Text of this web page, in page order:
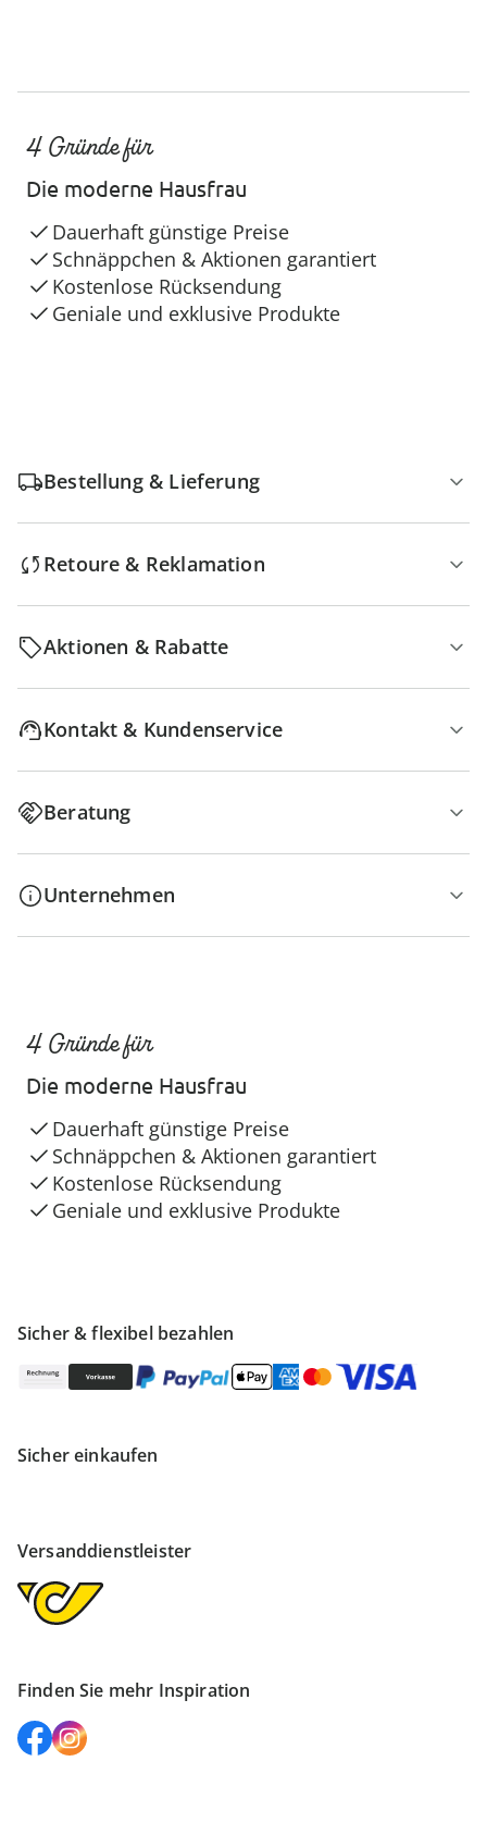
4 Gründe für
Die moderne Hausfrau
Dauerhaft günstige Preise
Schnäppchen & Aktionen garantiert
Kostenlose Rücksendung
Geniale und exklusive Produkte
Bestellung & Lieferung
Retoure & Reklamation
Aktionen & Rabatte
Kontakt & Kundenservice
Beratung
Unternehmen
Sicher & flexibel bezahlen
Sicher einkaufen
Versanddienstleister
Finden Sie mehr Inspiration
4 Gründe für
Die moderne Hausfrau
Dauerhaft günstige Preise
Schnäppchen & Aktionen garantiert
Kostenlose Rücksendung
Geniale und exklusive Produkte